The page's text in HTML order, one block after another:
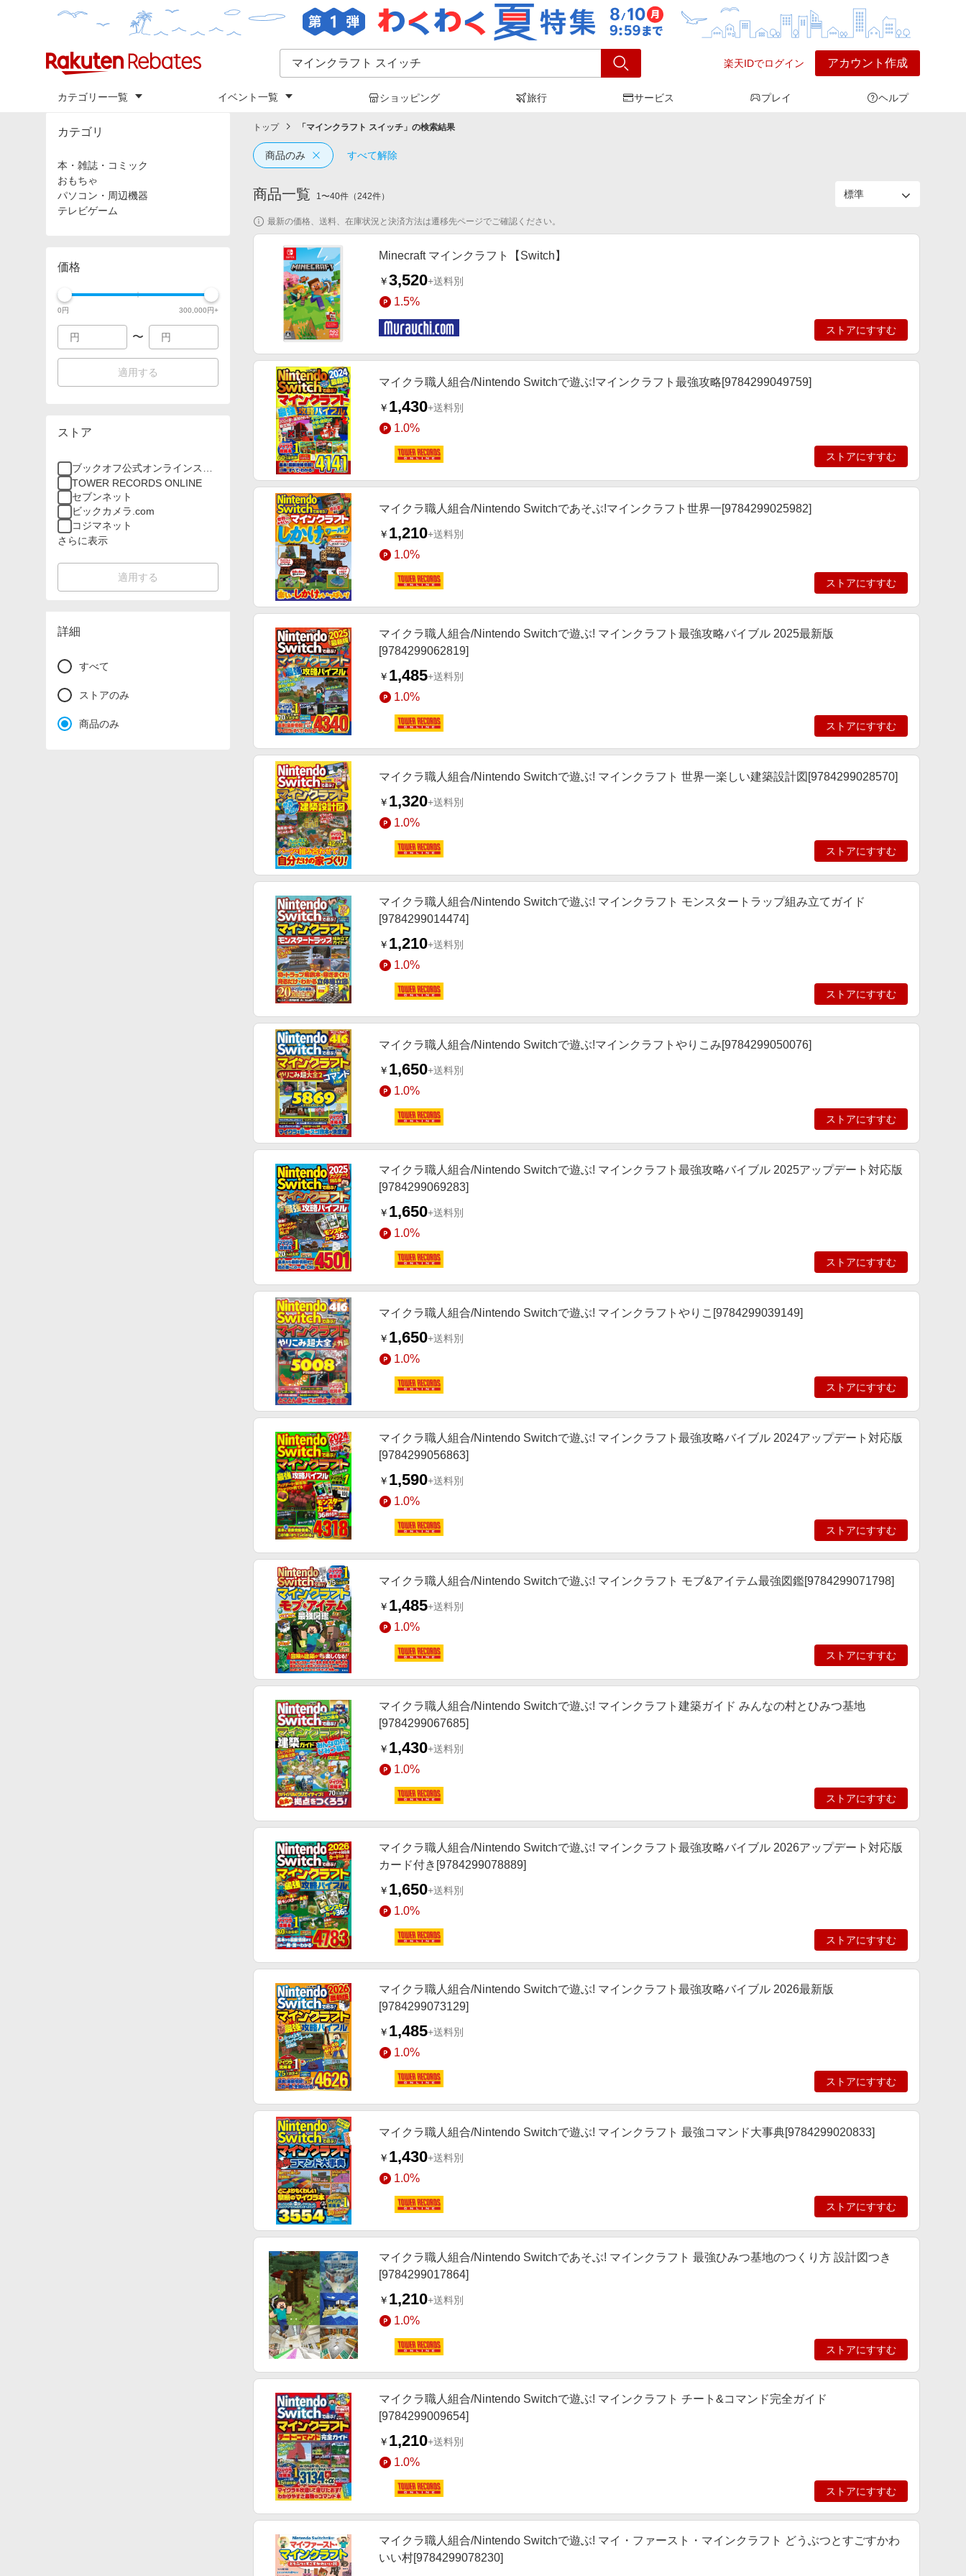
楽天IDでログイン アカウント作成
カテゴリー一覧 イベント一覧 ショッピング 旅行 サービス プレイ ヘルプ
カテゴリ
本・雑誌・コミック
おもちゃ
パソコン・周辺機器
テレビゲーム
価格
0円 300,000円+
〜
適用する
ストア
ブックオフ公式オンラインスト
ア
TOWER RECORDS ONLINE
セブンネット
ビックカメラ.com
コジマネット
さらに表示
適用する
詳細
すべて
ストアのみ
商品のみ
トップ 「 マインクラフト スイッチ 」の検索結果
商品のみ すべて解除
商品一覧 1〜40件 （242件）
最新の価格、送料、在庫状況と決済方法は遷移先ページでご確認ください。
Minecraft マインクラフト【Switch】
￥3,520+送料別
1.5%
ストアにすすむ
マイクラ職人組合/Nintendo Switchで遊ぶ!マインクラフト最強攻略[9784299049759]
￥ 1,430+送料別
1.0%
ストアにすすむ
マイクラ職人組合/Nintendo Switchであそぶ!マインクラフト世界一[9784299025982]
￥ 1,210+送料別
1.0%
ストアにすすむ
マイクラ職人組合/Nintendo Switchで遊ぶ! マインクラフト最強攻略バイブル 2025最新版
[9784299062819]
￥ 1,485+送料別
1.0%
ストアにすすむ
マイクラ職人組合/Nintendo Switchで遊ぶ! マインクラフト 世界一楽しい建築設計図[9784299028570]
￥ 1,320+送料別
1.0%
ストアにすすむ
マイクラ職人組合/Nintendo Switchで遊ぶ! マインクラフト モンスタートラップ組み立てガイド
[9784299014474]
￥ 1,210+送料別
1.0%
ストアにすすむ
マイクラ職人組合/Nintendo Switchで遊ぶ!マインクラフトやりこみ[9784299050076]
￥ 1,650+送料別
1.0%
ストアにすすむ
マイクラ職人組合/Nintendo Switchで遊ぶ! マインクラフト最強攻略バイブル 2025アップデート対応版
[9784299069283]
￥ 1,650+送料別
1.0%
ストアにすすむ
マイクラ職人組合/Nintendo Switchで遊ぶ! マインクラフトやりこ[9784299039149]
￥ 1,650+送料別
1.0%
ストアにすすむ
マイクラ職人組合/Nintendo Switchで遊ぶ! マインクラフト最強攻略バイブル 2024アップデート対応版
[9784299056863]
￥ 1,590+送料別
1.0%
ストアにすすむ
マイクラ職人組合/Nintendo Switchで遊ぶ! マインクラフト モブ&アイテム最強図鑑[9784299071798]
￥ 1,485+送料別
1.0%
ストアにすすむ
マイクラ職人組合/Nintendo Switchで遊ぶ! マインクラフト建築ガイド みんなの村とひみつ基地
[9784299067685]
￥ 1,430+送料別
1.0%
ストアにすすむ
マイクラ職人組合/Nintendo Switchで遊ぶ! マインクラフト最強攻略バイブル 2026アップデート対応版
カード付き[9784299078889]
￥ 1,650+送料別
1.0%
ストアにすすむ
マイクラ職人組合/Nintendo Switchで遊ぶ! マインクラフト最強攻略バイブル 2026最新版
[9784299073129]
￥ 1,485+送料別
1.0%
ストアにすすむ
マイクラ職人組合/Nintendo Switchで遊ぶ! マインクラフト 最強コマンド大事典[9784299020833]
￥ 1,430+送料別
1.0%
ストアにすすむ
マイクラ職人組合/Nintendo Switchであそぶ! マインクラフト 最強ひみつ基地のつくり方 設計図つき
[9784299017864]
￥ 1,210+送料別
1.0%
ストアにすすむ
マイクラ職人組合/Nintendo Switchで遊ぶ! マインクラフト チート&コマンド完全ガイド
[9784299009654]
￥ 1,210+送料別
1.0%
ストアにすすむ
マイクラ職人組合/Nintendo Switchで遊ぶ! マイ・ファースト・マインクラフト どうぶつとすごすかわ
いい村[9784299078230]